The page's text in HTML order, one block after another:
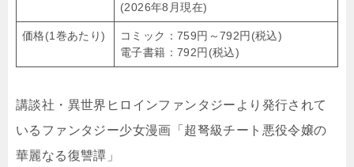
(2026年8月現在)
価格(1巻あたり)
コミック：759円～792円(税込)
電子書籍：792円(税込)
講談社・異世界ヒロインファンタジーより発行されて
いるファンタジー少女漫画「超弩級チート悪役令嬢の
華麗なる復讐譚」